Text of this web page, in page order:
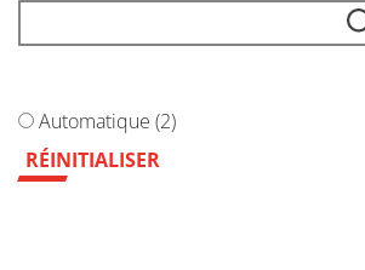
Automatique (2)
RÉINITIALISER